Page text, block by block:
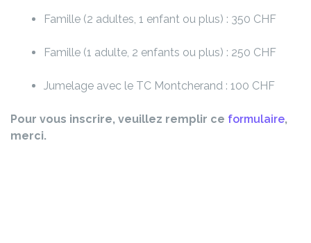
Famille (2 adultes, 1 enfant ou plus) : 350 CHF
Famille (1 adulte, 2 enfants ou plus) : 250 CHF
Jumelage avec le TC Montcherand : 100 CHF
Pour vous inscrire, veuillez remplir ce formulaire,
merci.